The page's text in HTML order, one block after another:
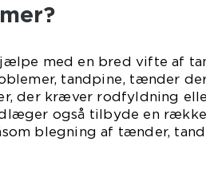
med en bred vifte af
tandpine, tænder
der kræver rodfyldning
også tilbyde en
blegning af tænder,